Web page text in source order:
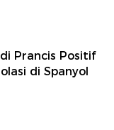
Prancis Positif
di Spanyol